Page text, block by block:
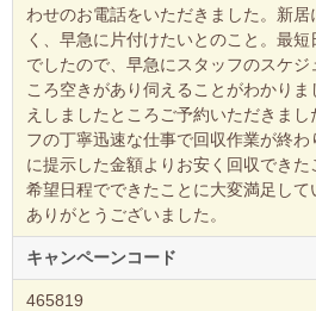
わせのお電話をいただきました。新
く、早急に片付けたいとのこと。最
でしたので、早急にスタッフのスケジ
ころ空きがあり伺えることがわかり
えしましたところご予約いただきま
フの丁寧迅速な仕事で回収作業が終
に提示した金額よりお安く回収でき
希望日程でできたことに大変満足し
ありがとうございました。
キャンペーンコード
465819